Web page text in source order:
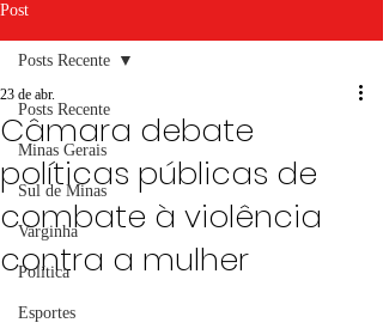
Post
Posts Recente
Minas Gerais
Sul de Minas
Varginha
Política
Esportes
Posts Recente
Câmara debate
políticas públicas de
combate à violência
contra a mulher
23 de abr.